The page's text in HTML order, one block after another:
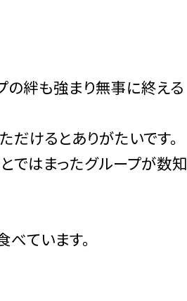
の絆も強まり無事に終える
けるとありがたいです。
ではまったグループが数知
ています。